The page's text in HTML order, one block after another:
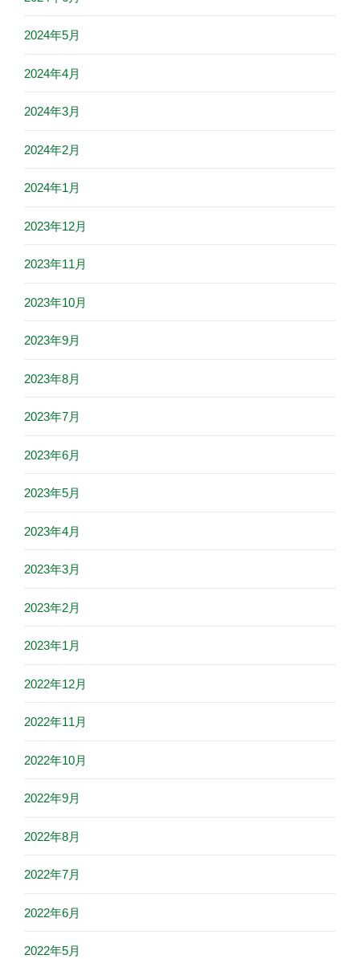
2024年5月
2024年4月
2024年3月
2024年2月
2024年1月
2023年12月
2023年11月
2023年10月
2023年9月
2023年8月
2023年7月
2023年6月
2023年5月
2023年4月
2023年3月
2023年2月
2023年1月
2022年12月
2022年11月
2022年10月
2022年9月
2022年8月
2022年7月
2022年6月
2022年5月